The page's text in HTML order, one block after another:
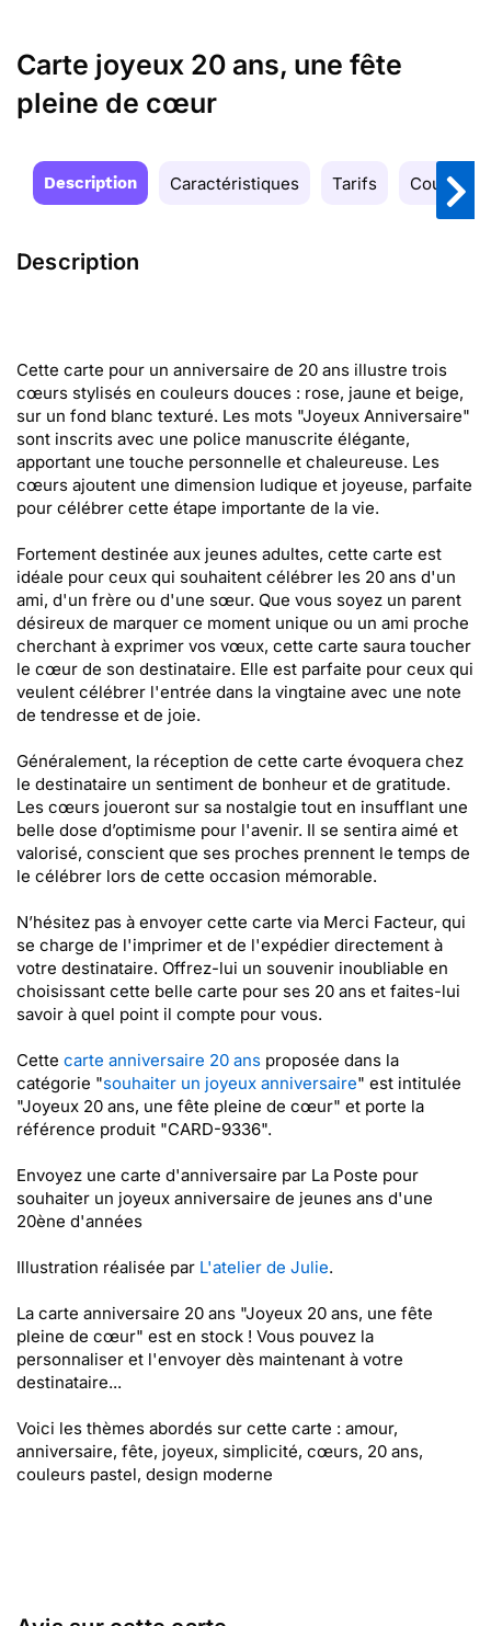
Carte joyeux 20 ans, une fête
pleine de cœur
Description Caractéristiques Tarifs Couleurs
Description
Cette carte pour un anniversaire de 20 ans illustre trois
cœurs stylisés en couleurs douces : rose, jaune et beige,
sur un fond blanc texturé. Les mots "Joyeux Anniversaire"
sont inscrits avec une police manuscrite élégante,
apportant une touche personnelle et chaleureuse. Les
cœurs ajoutent une dimension ludique et joyeuse, parfaite
pour célébrer cette étape importante de la vie.
Fortement destinée aux jeunes adultes, cette carte est
idéale pour ceux qui souhaitent célébrer les 20 ans d'un
ami, d'un frère ou d'une sœur. Que vous soyez un parent
désireux de marquer ce moment unique ou un ami proche
cherchant à exprimer vos vœux, cette carte saura toucher
le cœur de son destinataire. Elle est parfaite pour ceux qui
veulent célébrer l'entrée dans la vingtaine avec une note
de tendresse et de joie.
Généralement, la réception de cette carte évoquera chez
le destinataire un sentiment de bonheur et de gratitude.
Les cœurs joueront sur sa nostalgie tout en insufflant une
belle dose d’optimisme pour l'avenir. Il se sentira aimé et
valorisé, conscient que ses proches prennent le temps de
le célébrer lors de cette occasion mémorable.
N’hésitez pas à envoyer cette carte via Merci Facteur, qui
se charge de l'imprimer et de l'expédier directement à
votre destinataire. Offrez-lui un souvenir inoubliable en
choisissant cette belle carte pour ses 20 ans et faites-lui
savoir à quel point il compte pour vous.
Cette carte anniversaire 20 ans proposée dans la
catégorie "souhaiter un joyeux anniversaire" est intitulée
"Joyeux 20 ans, une fête pleine de cœur" et porte la
référence produit "CARD-9336".
Envoyez une carte d'anniversaire par La Poste pour
souhaiter un joyeux anniversaire de jeunes ans d'une
20ène d'années
Illustration réalisée par L'atelier de Julie.
La carte anniversaire 20 ans "Joyeux 20 ans, une fête
pleine de cœur" est en stock ! Vous pouvez la
personnaliser et l'envoyer dès maintenant à votre
destinataire...
Voici les thèmes abordés sur cette carte : amour,
anniversaire, fête, joyeux, simplicité, cœurs, 20 ans,
couleurs pastel, design moderne